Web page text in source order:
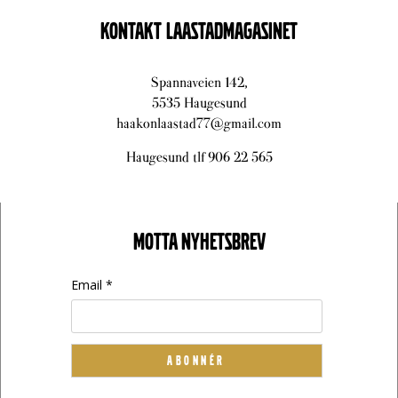
KONTAKT LAASTADMAGASINET
Spannaveien 142,
5535 Haugesund
haakonlaastad77@gmail.com
Haugesund tlf 906 22 565
MOTTA NYHETSBREV
Email *